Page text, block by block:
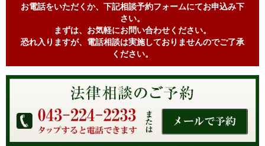
お電話をいただくか、下記相談予約フォームにてお申込み下
さい。
まずは、お気軽にお問い合わせください。
恐れ入りますが、電話相談は実施しておりませんのでご了承
ください。